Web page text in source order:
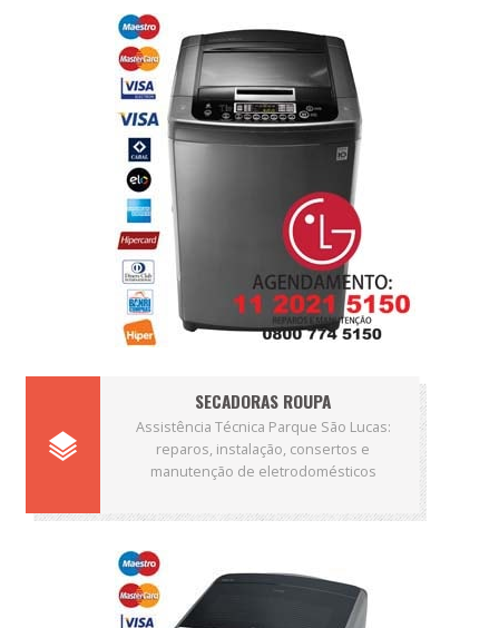
SECADORAS ROUPA
Assistência Técnica Parque São Lucas:
reparos, instalação, consertos e
manutenção de eletrodomésticos